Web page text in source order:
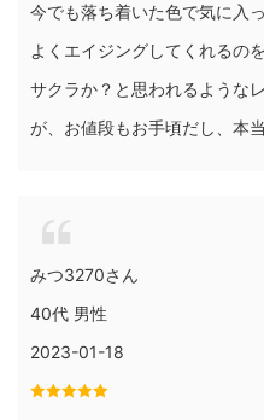
今でも落ち着いた色で気に入
よくエイジングしてくれるの
サクラか？と思われるような
が、お値段もお手頃だし、本
みつ3270さん
40代 男性
2023-01-18